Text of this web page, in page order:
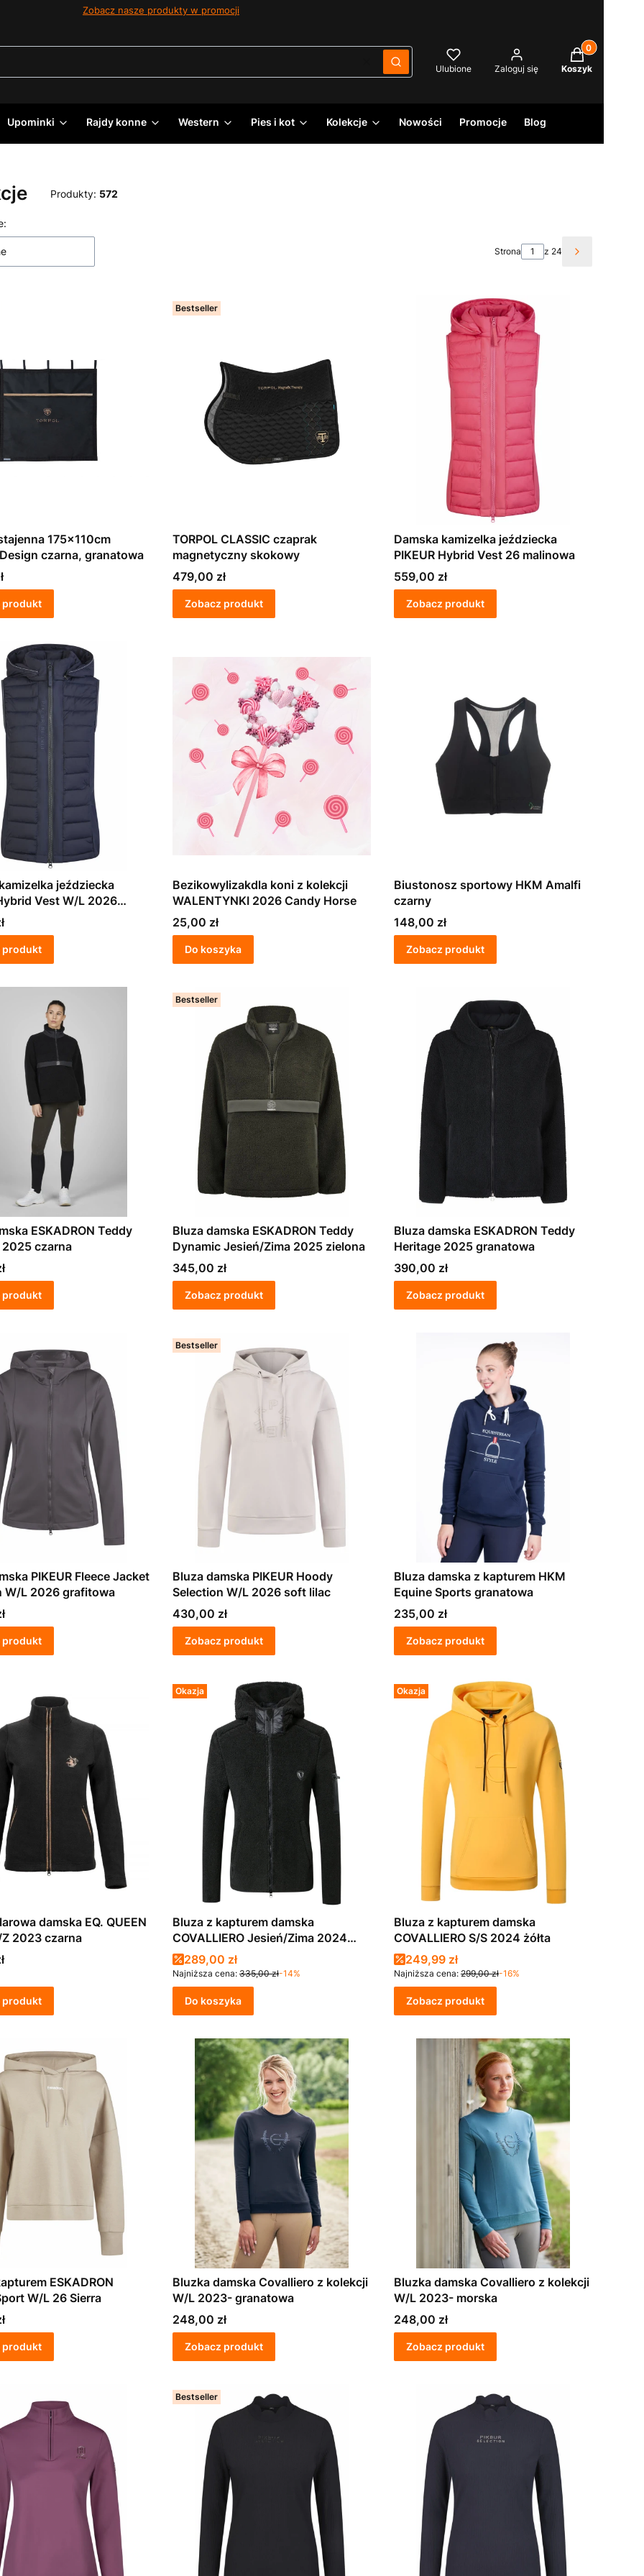
Zobacz nasze produkty w promocji
WyczyśćSzukaj Ulubione Zaloguj się
Produkty w
Koszyk
Upominki Rajdy konne Western Pies i kot Kolekcje Nowości Promocje Blog
Produkty: 572
Strona z 24 Następne
175x110cm
Design czarna, granatowa
produkt
Bestseller
TORPOL CLASSIC czaprak
magnetyczny skokowy
Cena
479,00 zł
Zobacz produkt
Damska kamizelka jeździecka
PIKEUR Hybrid Vest 26 malinowa
Cena
559,00 zł
Zobacz produkt
jeździecka
Vest W/L 2026
produkt
Bezikowylizakdla koni z kolekcji
WALENTYNKI 2026 Candy Horse
Cena
25,00 zł
Do koszyka
Biustonosz sportowy HKM Amalfi
czarny
Cena
148,00 zł
Zobacz produkt
ESKADRON Teddy
2025 czarna
produkt
Bestseller
Bluza damska ESKADRON Teddy
Dynamic Jesień/Zima 2025 zielona
Cena
345,00 zł
Zobacz produkt
Bluza damska ESKADRON Teddy
Heritage 2025 granatowa
Cena
390,00 zł
Zobacz produkt
PIKEUR Fleece Jacket
W/L 2026 grafitowa
produkt
Bestseller
Bluza damska PIKEUR Hoody
Selection W/L 2026 soft lilac
Cena
430,00 zł
Zobacz produkt
Bluza damska z kapturem HKM
Equine Sports granatowa
Cena
235,00 zł
Zobacz produkt
damska EQ. QUEEN
2023 czarna
produkt
Okazja
Bluza z kapturem damska
COVALLIERO Jesień/Zima 2024
czarna S
Cena promocyjna
289,00 zł
Najniższa cena: 335,00 zł-14%
Do koszyka
Okazja
Bluza z kapturem damska
COVALLIERO S/S 2024 żółta
Cena promocyjna
249,99 zł
Najniższa cena: 299,00 zł-16%
Zobacz produkt
ESKADRON
W/L 26 Sierra
produkt
Bluzka damska Covalliero z kolekcji
W/L 2023- granatowa
Cena
248,00 zł
Zobacz produkt
Bluzka damska Covalliero z kolekcji
W/L 2023- morska
Cena
248,00 zł
Zobacz produkt
Bestseller